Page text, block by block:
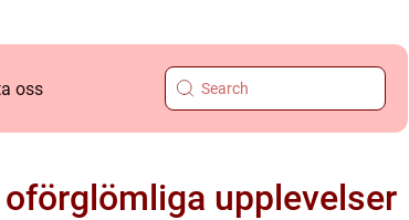
oss
upplevelser